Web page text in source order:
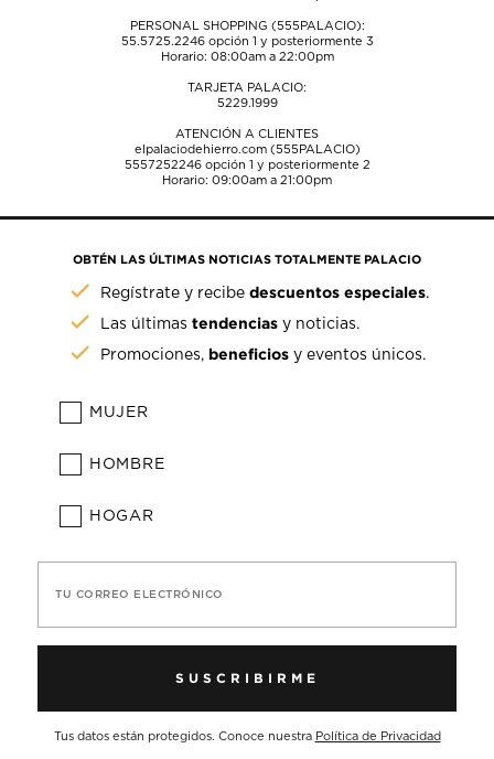
PERSONAL SHOPPING (555PALACIO):
55.5725.2246opción 1 y posteriormente 3
Horario: 08:00am a 22:00pm
TARJETA PALACIO:
5229.1999
ATENCIÓN A CLIENTES
elpalaciodehierro.com (555PALACIO)
5557252246opción 1 y posteriormente 2
Horario: 09:00am a 21:00pm
OBTÉN LAS ÚLTIMAS NOTICIAS TOTALMENTE PALACIO
Regístrate y recibedescuentos especiales.
Las últimastendencias y noticias.
Promociones, beneficios y eventos únicos.
MUJER
HOMBRE
HOGAR
TU CORREO ELECTRÓNICO
SUSCRIBIRME
Tus datos están protegidos. Conoce nuestra Política de Privacidad